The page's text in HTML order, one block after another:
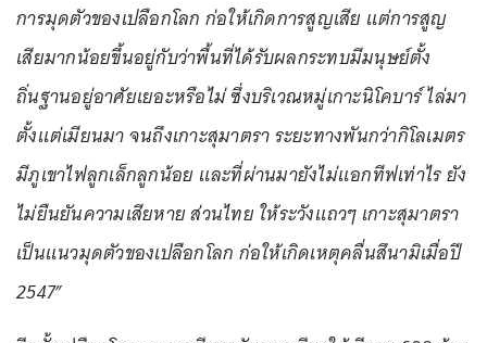
การมุดตัวของเปลือกโลก ก่อให้เกิดการสูญเสีย แต่การสูญ
เสียมากน้อยขึ้นอยู่กับว่าพื้นที่ได้รับผลกระทบมีมนุษย์ตั้ง
ถิ่นฐานอยู่อาศัยเยอะหรือไม่ ซึ่งบริเวณหมู่เกาะนิโคบาร์ ไล่มา
ตั้งแต่เมียนมา จนถึงเกาะสุมาตรา ระยะทางพันกว่ากิโลเมตร
มีภูเขาไฟลูกเล็กลูกน้อย และที่ผ่านมายังไม่แอกทีฟเท่าไร ยัง
ไม่ยืนยันความเสียหาย ส่วนไทย ให้ระวังแถวๆ เกาะสุมาตรา
เป็นแนวมุดตัวของเปลือกโลก ก่อให้เกิดเหตุคลื่นสึนามิเมื่อปี
2547”